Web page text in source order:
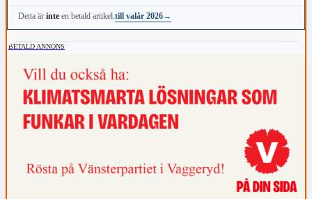
Detta ärinte en betald artikel.till valår 2026→
BETALD ANNONS